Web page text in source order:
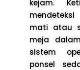
kejam.
mati atau
meja
sistem
ponsel